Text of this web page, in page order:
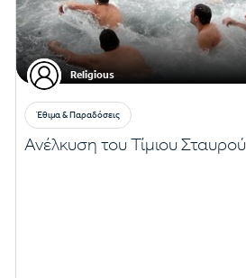
Religious
Έθιμα & Παραδόσεις
Ανέλκυση του Τίμιου Σταυρού